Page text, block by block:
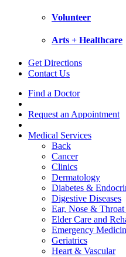
Volunteer
Arts + Healthcare
Get Directions
Contact Us
Find a Doctor
Request an Appointment
Medical Services
Back
Cancer
Clinics
Dermatology
Diabetes &
Digestive Diseases
Ear, Nose &
Elder Care and
Emergency
Geriatrics
Heart & Vascular